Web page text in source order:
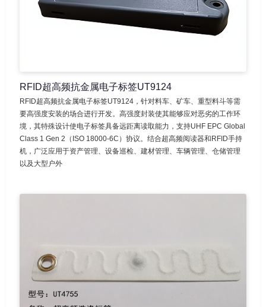
RFID超高频抗金属电子标签UT9124
RFID超高频抗金属电子标签UT9124，针对料车、矿车、重型料斗等需
要高强度安装的场合进行开发。高强度封装使其能够应对恶劣的工作环
境，其特殊设计使电子标签具备远距离读取能力，支持UHF EPC Global
Class 1 Gen 2（ISO 18000-6C）协议。结合超高频阅读器和RFID手持
机，广泛应用于资产管理、设备巡检、建材管理、车辆管理、仓储管理
以及大型户外